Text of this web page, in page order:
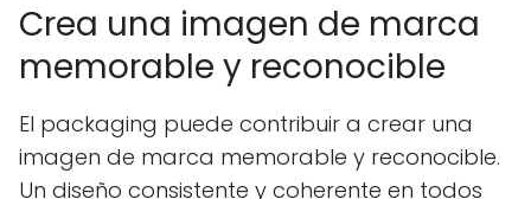
Crea una imagen de marca
memorable y reconocible
El packaging puede contribuir a crear una
imagen de marca memorable y reconocible.
Un diseño consistente y coherente en todos